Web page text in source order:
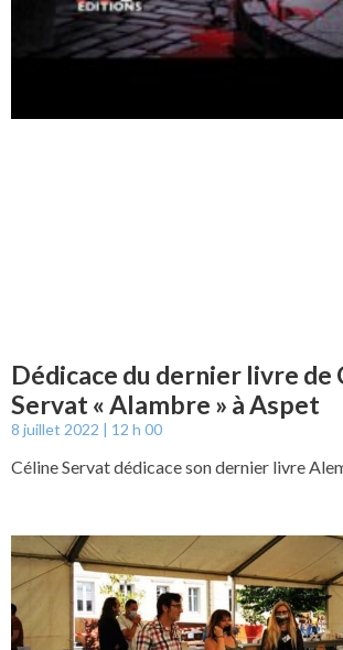
Dédicace du dernier livre de
Servat « Alambre » à Aspet
8 juillet 2022 12 h 00
Céline Servat dédicace son dernier livre